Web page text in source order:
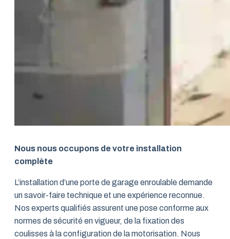
Nous nous occupons de votre installation
complète
L’installation d’une porte de garage enroulable demande
un savoir-faire technique et une expérience reconnue.
Nos experts qualifiés assurent une pose conforme aux
normes de sécurité en vigueur, de la fixation des
coulisses à la configuration de la motorisation. Nous